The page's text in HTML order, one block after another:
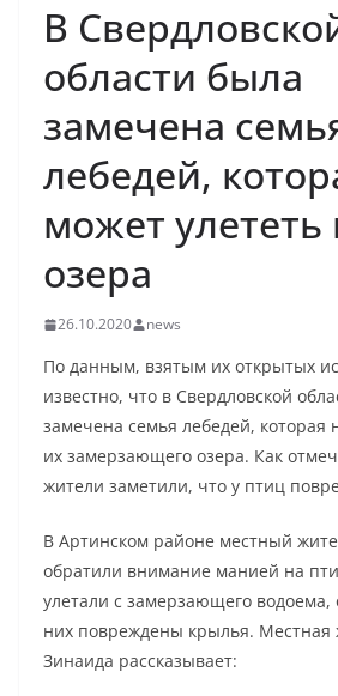
В
области была
замечена
лебедей,
может улететь
озера
26.10.2020 news
По данным, взятым их открытых
известно, что в Свердловской
замечена семья лебедей, которая
их замерзающего озера. Как
жители заметили, что у птиц
В Артинском районе местный
обратили внимание манией на
улетали с замерзающего водоема,
них повреждены крылья. Местная
Зинаида рассказывает: